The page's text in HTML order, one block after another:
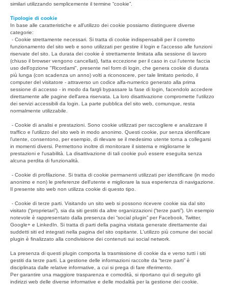
similari utilizzando semplicemente il termine “cookie”.
Tipologie di cookie
In base alle caratteristiche e all'utilizzo dei cookie possiamo distinguere diverse
categorie:
- Cookie strettamente necessari. Si tratta di cookie indispensabili per il corretto
funzionamento del sito web e sono utilizzati per gestire il login e l'accesso alle funzioni
riservate del sito. La durata dei cookie è strettamente limitata alla sessione di lavoro
(chiuso il browser vengono cancellati), fatta eccezione per il caso in cui l'utente faccia
uso dell'opzione "Ricordami", presente nel form di login, che genera cookie di durata
più lunga (con scadenza un anno) volti a riconoscere, per tale limitato periodo, il
computer del visitatore - attraverso un codice alfa-numerico generato alla prima
sessione di accesso - in modo da fargli bypassare la fase di login, facendolo accedere
direttamente alle pagine dell'area riservata. La loro disattivazione compromette l'utilizzo
dei servizi accessibili da login. La parte pubblica del sito web, comunque, resta
normalmente utilizzabile.
- Cookie di analisi e prestazioni. Sono cookie utilizzati per raccogliere e analizzare il
traffico e l'utilizzo del sito web in modo anonimo. Questi cookie, pur senza identificare
l'utente, consentono, per esempio, di rilevare se il medesimo utente torna a collegarsi
in momenti diversi. Permettono inoltre di monitorare il sistema e migliorarne le
prestazioni e l'usabilità. La disattivazione di tali cookie può essere eseguita senza
alcuna perdita di funzionalità.
- Cookie di profilazione. Si tratta di cookie permanenti utilizzati per identificare (in modo
anonimo e non) le preferenze dell'utente e migliorare la sua esperienza di navigazione.
Il presente sito web non utilizza cookie di questo tipo.
- Cookie di terze parti. Visitando un sito web si possono ricevere cookie sia dal sito
visitato (“proprietari”), sia da siti gestiti da altre organizzazioni (“terze parti”). Un esempio
notevole è rappresentato dalla presenza dei “social plugin” per Facebook, Twitter,
Google+ e LinkedIn. Si tratta di parti della pagina visitata generate direttamente dai
suddetti siti ed integrati nella pagina del sito ospitante. L'utilizzo più comune dei social
plugin è finalizzato alla condivisione dei contenuti sui social network.
La presenza di questi plugin comporta la trasmissione di cookie da e verso tutti i siti
gestiti da terze parti. La gestione delle informazioni raccolte da “terze parti” è
disciplinata dalle relative informative, a cui si prega di fare riferimento.
Per garantire una maggiore trasparenza e comodità, si riportano qui di seguito gli
indirizzi web delle diverse informative e delle modalità per la gestione dei cookie.